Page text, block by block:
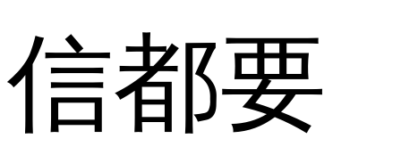
信都要